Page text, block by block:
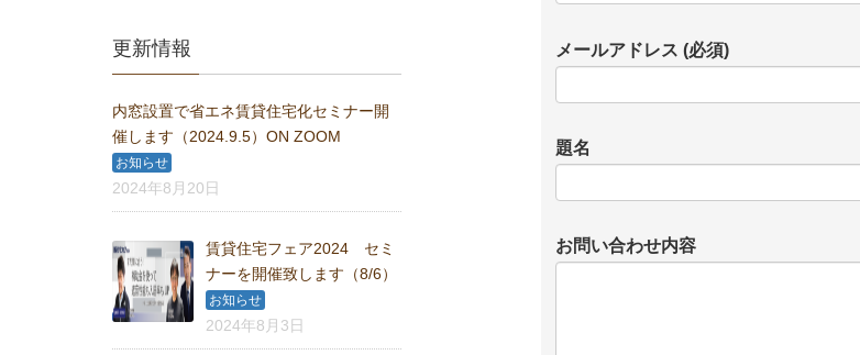
メールアドレス (必須)
題名
お問い合わせ内容
更新情報
内窓設置で省エネ賃貸住宅化セミナー開
催します（2024.9.5）ON ZOOM
お知らせ
2024年8月20日
賃貸住宅フェア2024 セミ
ナーを開催致します（8/6）
お知らせ
2024年8月3日